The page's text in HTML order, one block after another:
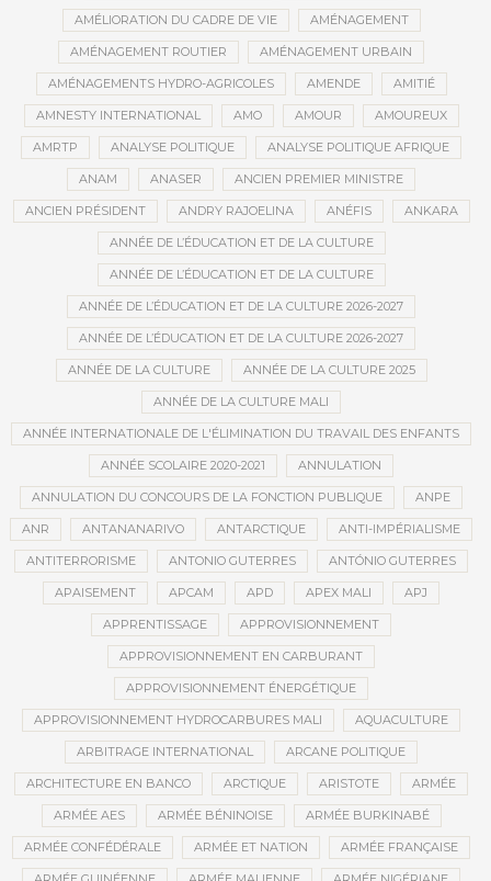
AMÉLIORATION DU CADRE DE VIE AMÉNAGEMENT
AMÉNAGEMENT ROUTIER AMÉNAGEMENT URBAIN
AMÉNAGEMENTS HYDRO-AGRICOLES AMENDE AMITIÉ
AMNESTY INTERNATIONAL AMO AMOUR AMOUREUX
AMRTP ANALYSE POLITIQUE ANALYSE POLITIQUE AFRIQUE
ANAM ANASER ANCIEN PREMIER MINISTRE
ANCIEN PRÉSIDENT ANDRY RAJOELINA ANÉFIS ANKARA
ANNÉE DE L’ÉDUCATION ET DE LA CULTURE
ANNÉE DE L’ÉDUCATION ET DE LA CULTURE
ANNÉE DE L’ÉDUCATION ET DE LA CULTURE 2026-2027
ANNÉE DE L’ÉDUCATION ET DE LA CULTURE 2026-2027
ANNÉE DE LA CULTURE ANNÉE DE LA CULTURE 2025
ANNÉE DE LA CULTURE MALI
ANNÉE INTERNATIONALE DE L'ÉLIMINATION DU TRAVAIL DES ENFANTS
ANNÉE SCOLAIRE 2020-2021 ANNULATION
ANNULATION DU CONCOURS DE LA FONCTION PUBLIQUE ANPE
ANR ANTANANARIVO ANTARCTIQUE ANTI-IMPÉRIALISME
ANTITERRORISME ANTONIO GUTERRES ANTÓNIO GUTERRES
APAISEMENT APCAM APD APEX MALI APJ
APPRENTISSAGE APPROVISIONNEMENT
APPROVISIONNEMENT EN CARBURANT
APPROVISIONNEMENT ÉNERGÉTIQUE
APPROVISIONNEMENT HYDROCARBURES MALI AQUACULTURE
ARBITRAGE INTERNATIONAL ARCANE POLITIQUE
ARCHITECTURE EN BANCO ARCTIQUE ARISTOTE ARMÉE
ARMÉE AES ARMÉE BÉNINOISE ARMÉE BURKINABÉ
ARMÉE CONFÉDÉRALE ARMÉE ET NATION ARMÉE FRANÇAISE